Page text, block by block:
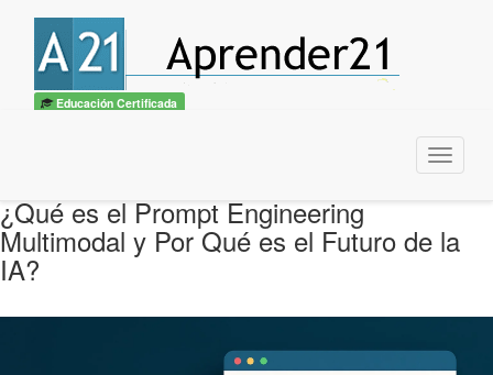
Educación Certificada
Menu
¿Qué es el Prompt Engineering
Multimodal y Por Qué es el Futuro de la
IA?